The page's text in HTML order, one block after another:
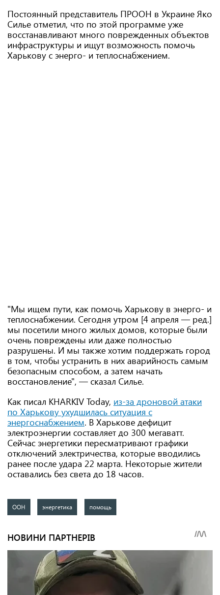
Постоянный представитель ПРООН в Украине Яко
Силье отметил, что по этой программе уже
восстанавливают много поврежденных объектов
инфраструктуры и ищут возможность помочь
Харькову с энерго- и теплоснабжением.
"Мы ищем пути, как помочь Харькову в энерго- и
теплоснабжении. Сегодня утром [4 апреля — ред.]
мы посетили много жилых домов, которые были
очень повреждены или даже полностью
разрушены. И мы также хотим поддержать город
в том, чтобы устранить в них аварийность самым
безопасным способом, а затем начать
восстановление", — сказал Силье.
Как писал KHARKIV Today, из-за дроновой атаки
по Харькову ухудшилась ситуация с
энергоснабжением. В Харькове дефицит
электроэнергии составляет до 300 мегаватт.
Сейчас энергетики пересматривают графики
отключений электричества, которые вводились
ранее после удара 22 марта. Некоторые жители
оставались без света до 18 часов.
ООН энергетика помощь